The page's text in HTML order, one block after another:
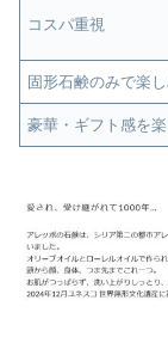
コスパ重視
固形石鹸のみで楽
豪華・ギフト感を